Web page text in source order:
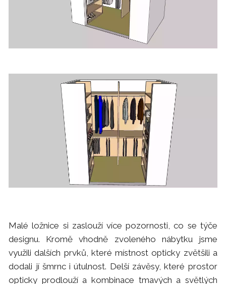
Malé ložnice si zaslouží více pozornosti, co se týče
designu. Kromě vhodně zvoleného nábytku jsme
využili dalších prvků, které místnost opticky zvětšili a
dodali jí šmrnc i útulnost. Delší závěsy, které prostor
opticky prodlouží a kombinace tmavých a světlých